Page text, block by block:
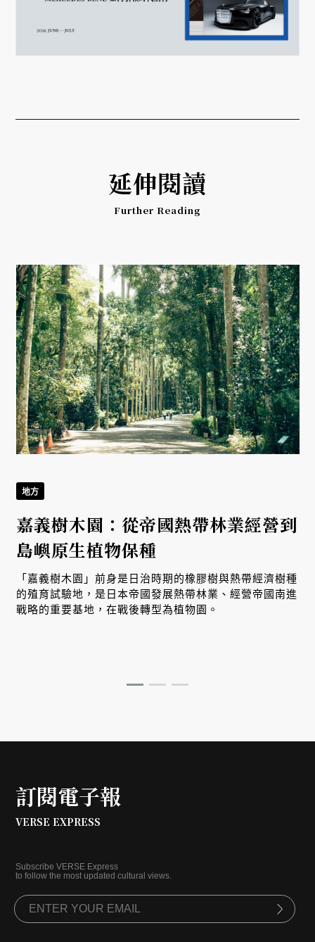
延伸閱讀
Further Reading
地方
嘉義樹木園：從帝國熱帶林業經營到
島嶼原生植物保種
「嘉義樹木園」前身是日治時期的橡膠樹與熱帶經濟樹種
的殖育試驗地，是日本帝國發展熱帶林業、經營帝國南進
戰略的重要基地，在戰後轉型為植物園。
訂閱電子報
VERSE EXPRESS
Subscribe VERSE Express
to follow the most updated cultural views.